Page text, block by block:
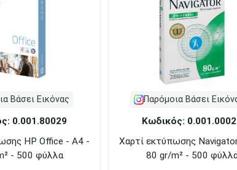
Βάσει Εικόνας
0.001.80029
HP Office - A4 -
- 500 φύλλα
Παρόμοια Βάσει
Κωδικός:
Χαρτί εκτύπωσης
80 gr/m² - 500